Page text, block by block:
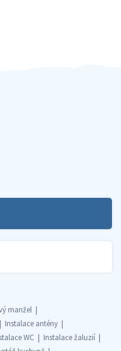
manžel
Instalace antény
WC
Instalace žaluzií